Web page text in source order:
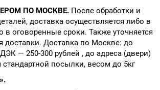
ПО МОСКВЕ. После обработки и
доставка осуществляется либо в
в оговоренные сроки. Также уточняется
доставки. Доставка по Москве: до
— 250-300 рублей , до адреса (двери)
стандартной посылки, весом до 5кг